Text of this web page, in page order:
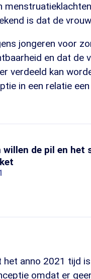
is dat de
jongeren voor
en dat de
verdeeld kan
in een relatie
willen de pil en
het anno 2021 tijd
omdat er